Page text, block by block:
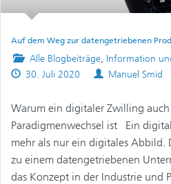
Auf dem Weg zur datengetriebenen
Posted
in
Alle Blogbeiträge, Information
Published
30. Juli 2020 Authors
Manuel Smid
Warum ein digitaler Zwilling
Paradigmenwechsel ist Ein
mehr als nur ein digitales Abbild.
zu einem datengetriebenen
das Konzept in der Industrie